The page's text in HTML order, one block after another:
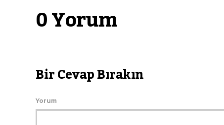
0 Yorum
Bir Cevap Bırakın
Yorum